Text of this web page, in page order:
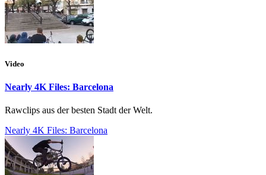
Video
Nearly 4K Files: Barcelona
Rawclips aus der besten Stadt der Welt.
Nearly 4K Files: Barcelona